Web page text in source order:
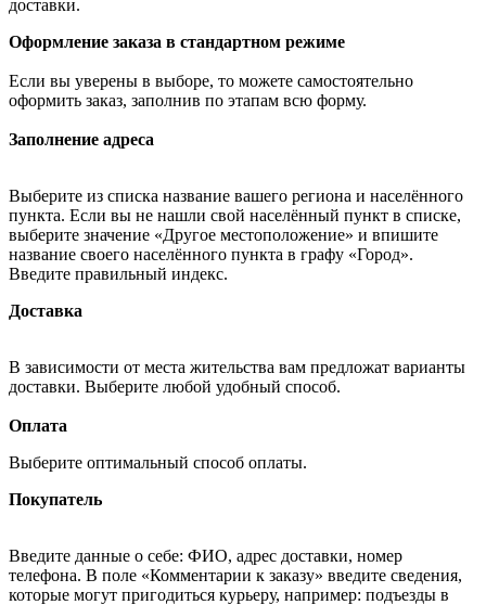
доставки.
Оформление заказа в стандартном режиме
Если вы уверены в выборе, то можете самостоятельно
оформить заказ, заполнив по этапам всю форму.
Заполнение адреса
Выберите из списка название вашего региона и населённого
пункта. Если вы не нашли свой населённый пункт в списке,
выберите значение «Другое местоположение» и впишите
название своего населённого пункта в графу «Город».
Введите правильный индекс.
Доставка
В зависимости от места жительства вам предложат варианты
доставки. Выберите любой удобный способ.
Оплата
Выберите оптимальный способ оплаты.
Покупатель
Введите данные о себе: ФИО, адрес доставки, номер
телефона. В поле «Комментарии к заказу» введите сведения,
которые могут пригодиться курьеру, например: подъезды в